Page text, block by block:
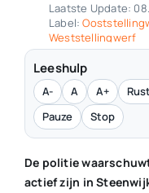
Laatste Update:
Label:
Weststellingwerf
Leeshulp
A- A A+
Pauze
Stop
De politie
actief zijn in